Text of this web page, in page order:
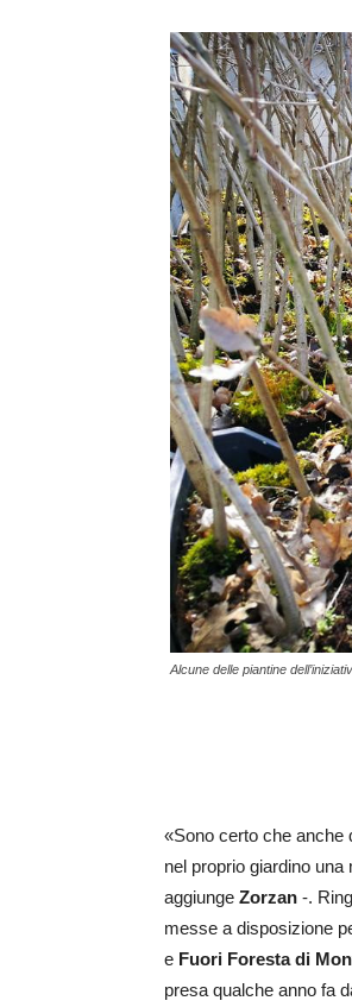
Alcune delle piantine
«Sono certo che anche
nel proprio giardino
aggiunge Zorzan -.
messe a disposizione
e Fuori Foresta di
presa qualche anno fa